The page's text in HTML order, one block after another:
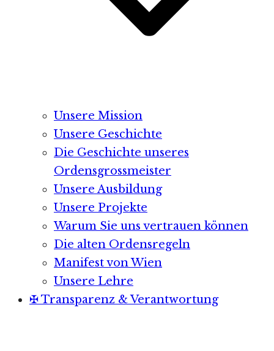
Unsere Mission
Unsere Geschichte
Die Geschichte unseres
Ordensgrossmeister
Unsere Ausbildung
Unsere Projekte
Warum Sie uns vertrauen können
Die alten Ordensregeln
Manifest von Wien
Unsere Lehre
✠ Transparenz & Verantwortung